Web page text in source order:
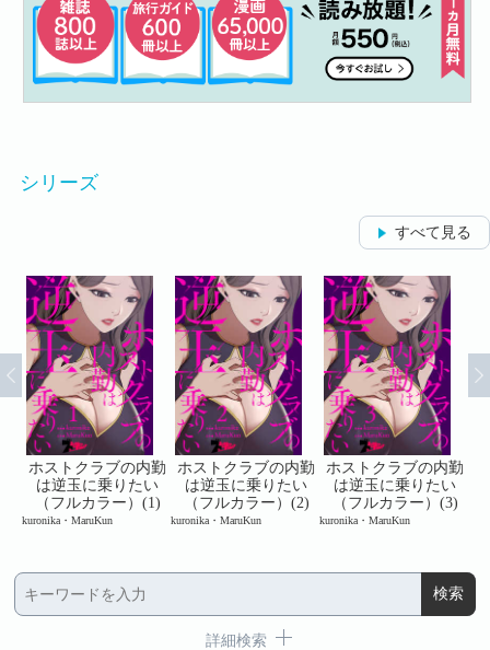
シリーズ
すべて見る
ホストクラブの内勤
は逆玉に乗りたい
（フルカラー）(1)
kuronika・MaruKun
ホストクラブの内勤
は逆玉に乗りたい
（フルカラー）(2)
kuronika・MaruKun
ホストクラブの内勤
は逆玉に乗りたい
（フルカラー）(3)
kuronika・MaruKun
詳細検索